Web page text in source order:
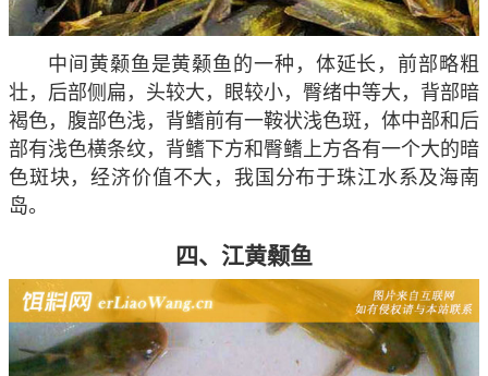
中间黄颡鱼是黄颡鱼的一种，体延长，前部略粗
壮，后部侧扁，头较大，眼较小，臀绪中等大，背部暗
褐色，腹部色浅，背鳍前有一鞍状浅色斑，体中部和后
部有浅色横条纹，背鳍下方和臀鳍上方各有一个大的暗
色斑块，经济价值不大，我国分布于珠江水系及海南
岛。
四、江黄颡鱼